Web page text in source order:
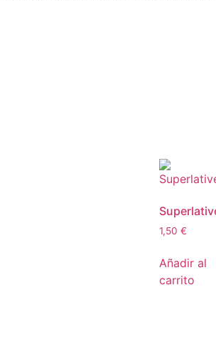
1,50 €
Añadir al
carrito